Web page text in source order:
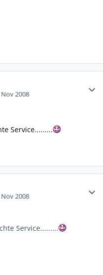
Nov 2008
Service.........
Nov 2008
Service.........